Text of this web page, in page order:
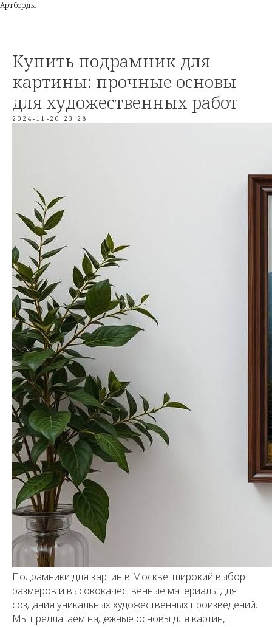
Артборды
Купить подрамник для
картины: прочные основы
для художественных работ
2024-11-20 23:28
Подрамники для картин в Москве: широкий выбор
размеров и высококачественные материалы для
создания уникальных художественных произведений.
Мы предлагаем надежные основы для картин,